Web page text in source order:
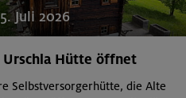
Juli 2026
Hütte öffnet
Selbstversorgerhütte, die Alte